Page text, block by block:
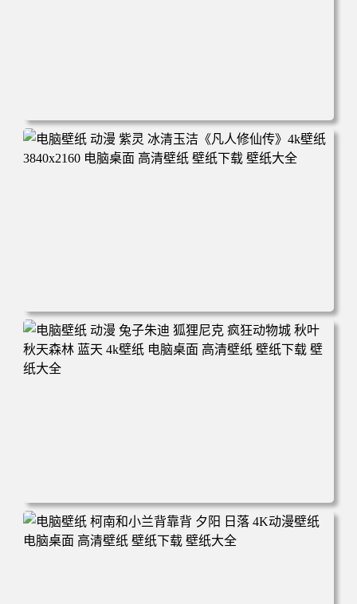
电脑壁纸 动漫 凡人修仙传 韩立 结婴 4k壁纸 3840x2160 电
脑桌面 高清壁纸 壁纸下载 壁纸大全
电脑壁纸 动漫 紫灵 冰清玉洁《凡人修仙传》4k壁纸 3840x2
160 电脑桌面 高清壁纸 壁纸下载 壁纸大全
电脑壁纸 动漫 兔子朱迪 狐狸尼克 疯狂动物城 秋叶 秋天森
林 蓝天 4k壁纸 电脑桌面 高清壁纸 壁纸下载 壁纸大全